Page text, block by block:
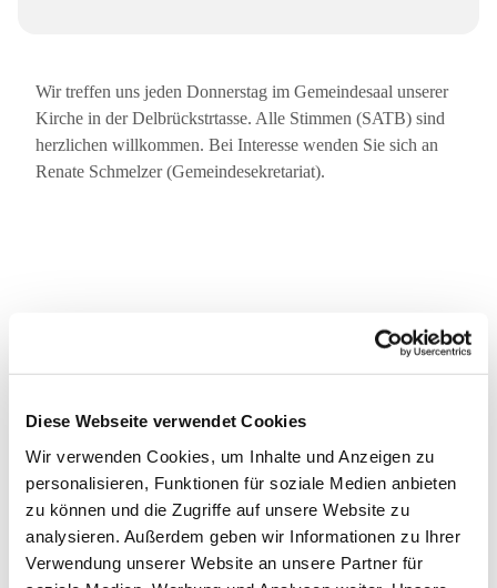
Diese Webseite verwendet Cookies
Wir verwenden Cookies, um Inhalte und Anzeigen zu
personalisieren, Funktionen für soziale Medien anbieten
zu können und die Zugriffe auf unsere Website zu
analysieren. Außerdem geben wir Informationen zu Ihrer
Verwendung unserer Website an unsere Partner für
Wir treffen uns jeden Donnerstag im Gemeindesaal unserer
Kirche in der Delbrückstrtasse. Alle Stimmen (SATB) sind
herzlichen willkommen. Bei Interesse wenden Sie sich an
Renate Schmelzer (Gemeindesekretariat).